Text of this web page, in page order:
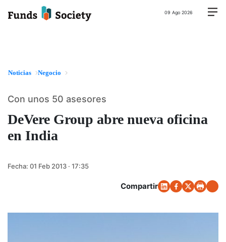
09 Ago 2026
Noticias Negocio
DeVere Group abre nueva oficina
en India
Con unos 50 asesores
Fecha: 01 Feb 2013 · 17:35
Compartir